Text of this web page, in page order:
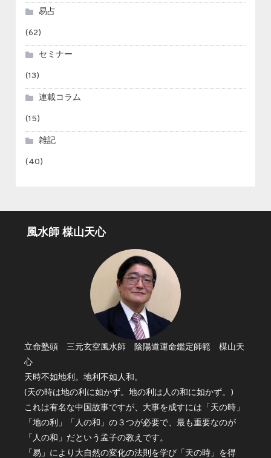
易占
(62)
セミナー
(13)
連載コラム
(15)
雑記
(40)
風水師 楳山天心
立命塾頭 三元玄空風水師 陰陽道運命鑑定師範 楳山天
心
天時不如地利。地利不如人和。
(天の時は地の利に如かず。地の利は人の和に如かず。)
これは有名な中国故事ですが、大事を成すには「天の時」
「地の利」「人の和」の３つが必要で、最も重要なのが
「人の和」だという孟子の教えです。
「易」により大自然の変化の法則を学び「天の時」を得